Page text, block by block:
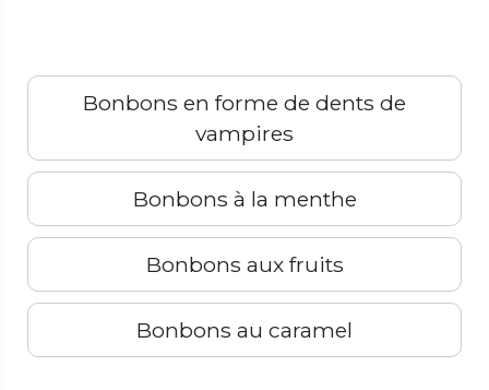
Bonbons en forme de dents de
vampires
Bonbons à la menthe
Bonbons aux fruits
Bonbons au caramel
Précédent Suivant